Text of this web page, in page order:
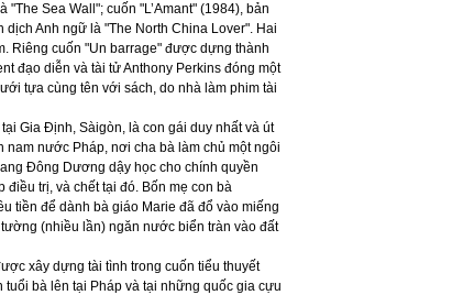
Sea Wall"; cuốn "L’Amant" (1984), bản
dịch Anh ngữ là "The North China Lover". Hai
Riêng cuốn "Un barrage" được dựng thành
đạo diễn và tài tử Anthony Perkins đóng một
tựa cùng tên với sách, do nhà làm phim tài
Gia Định, Sàigòn, là con gái duy nhất và út
nước Pháp, nơi cha bà làm chủ một ngôi
Đông Dương dậy học cho chính quyền
trị, và chết tại đó. Bốn mẹ con bà
tiền để dành bà giáo Marie đã đổ vào miếng
(nhiều lần) ngăn nước biển tràn vào đất
xây dựng tài tình trong cuốn tiểu thuyết
bà lên tại Pháp và tại những quốc gia cựu